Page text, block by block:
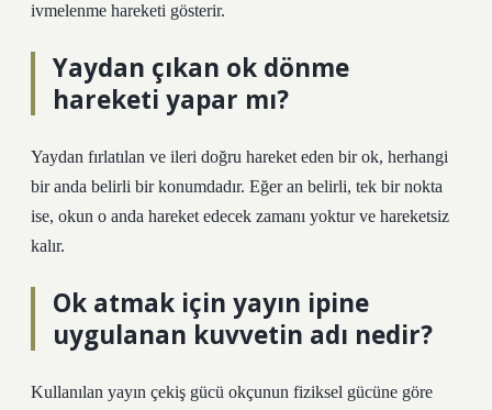
ivmelenme hareketi gösterir.
Yaydan çıkan ok dönme
hareketi yapar mı?
Yaydan fırlatılan ve ileri doğru hareket eden bir ok, herhangi
bir anda belirli bir konumdadır. Eğer an belirli, tek bir nokta
ise, okun o anda hareket edecek zamanı yoktur ve hareketsiz
kalır.
Ok atmak için yayın ipine
uygulanan kuvvetin adı nedir?
Kullanılan yayın çekiş gücü okçunun fiziksel gücüne göre